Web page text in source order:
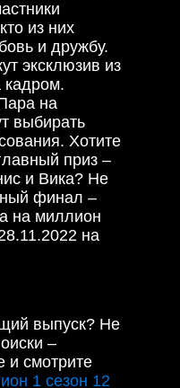
из них
и дружбу.
эксклюзив из
кадром.
на
выбирать
Хотите
приз –
и Вика? Не
финал –
на миллион
на
выпуск? Не
–
и смотрите
1 сезон 12